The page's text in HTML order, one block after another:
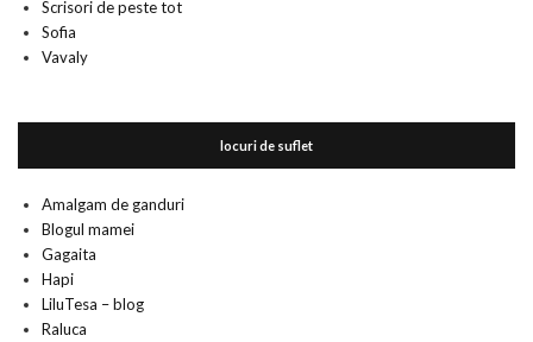
Scrisori de peste tot
Sofia
Vavaly
locuri de suflet
Amalgam de ganduri
Blogul mamei
Gagaita
Hapi
LiluTesa – blog
Raluca